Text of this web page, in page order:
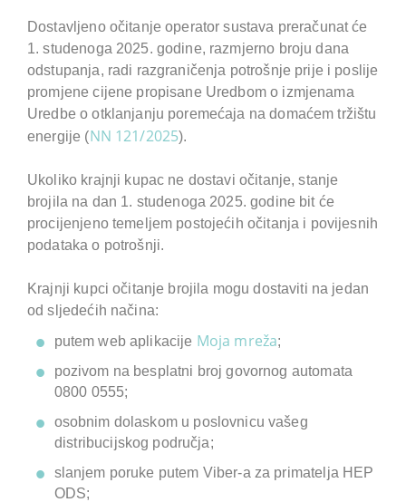
Dostavljeno očitanje operator sustava preračunat će
1. studenoga 2025. godine, razmjerno broju dana
odstupanja, radi razgraničenja potrošnje prije i poslije
promjene cijene propisane Uredbom o izmjenama
Uredbe o otklanjanju poremećaja na domaćem tržištu
energije (NN 121/2025).
Ukoliko krajnji kupac ne dostavi očitanje, stanje
brojila na dan 1. studenoga 2025. godine bit će
procijenjeno temeljem postojećih očitanja i povijesnih
podataka o potrošnji.
Krajnji kupci očitanje brojila mogu dostaviti na jedan
od sljedećih načina:
putem web aplikacije Moja mreža;
pozivom na besplatni broj govornog automata
0800 0555;
osobnim dolaskom u poslovnicu vašeg
distribucijskog područja;
slanjem poruke putem Viber-a za primatelja HEP
ODS;